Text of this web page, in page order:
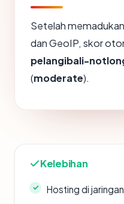
Setelah
dan GeoIP, skor
pelangibali-
(moderate).
Kelebihan
Hosting di